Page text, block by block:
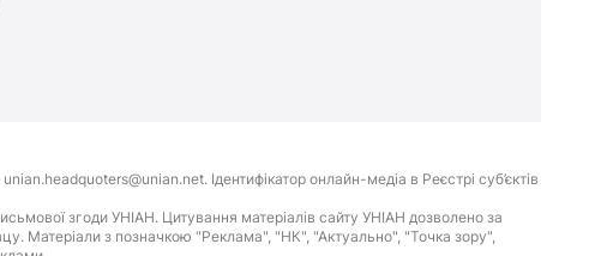
Ідентифікатор онлайн-медіа в Реєстрі суб’єктів
згоди УНІАН. Цитування матеріалів сайту УНІАН дозволено за
Матеріали з позначкою "Реклама", "НК", "Актуально", "Точка зору",